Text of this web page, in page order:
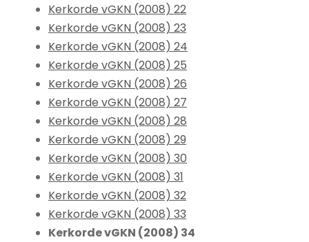
Kerkorde vGKN (2008) 22
Kerkorde vGKN (2008) 23
Kerkorde vGKN (2008) 24
Kerkorde vGKN (2008) 25
Kerkorde vGKN (2008) 26
Kerkorde vGKN (2008) 27
Kerkorde vGKN (2008) 28
Kerkorde vGKN (2008) 29
Kerkorde vGKN (2008) 30
Kerkorde vGKN (2008) 31
Kerkorde vGKN (2008) 32
Kerkorde vGKN (2008) 33
Kerkorde vGKN (2008) 34